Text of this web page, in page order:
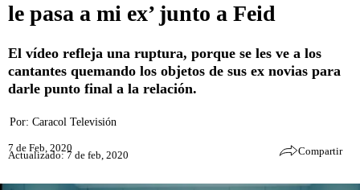
le pasa a mi ex’ junto a Feid
El vídeo refleja una ruptura, porque se les ve a los
cantantes quemando los objetos de sus ex novias para
darle punto final a la relación.
Por: Caracol Televisión
7 de Feb, 2020
Actualizado: 7 de feb, 2020 Compartir